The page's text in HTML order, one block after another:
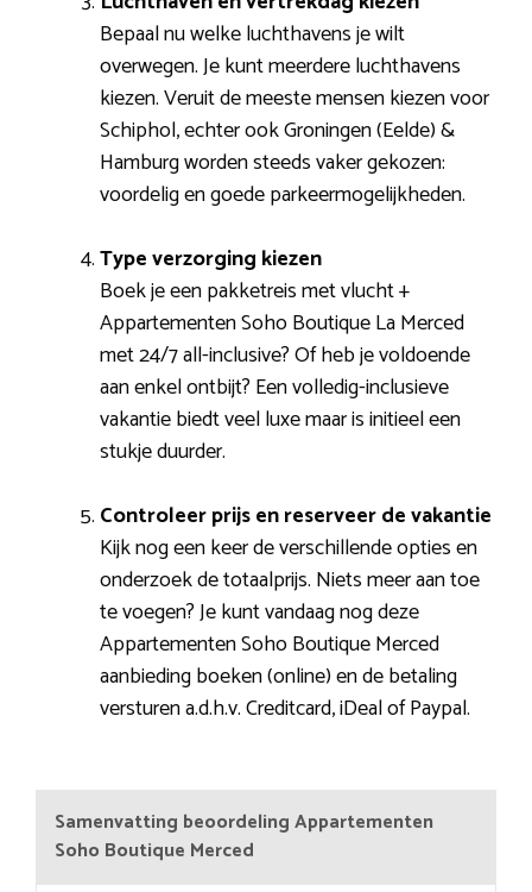
Bepaal nu welke luchthavens je wilt
overwegen. Je kunt meerdere luchthavens
kiezen. Veruit de meeste mensen kiezen voor
Schiphol, echter ook Groningen (Eelde) &
Hamburg worden steeds vaker gekozen:
voordelig en goede parkeermogelijkheden.
Type verzorging kiezen
Boek je een pakketreis met vlucht +
Appartementen Soho Boutique La Merced
met 24/7 all-inclusive? Of heb je voldoende
aan enkel ontbijt? Een volledig-inclusieve
vakantie biedt veel luxe maar is initieel een
stukje duurder.
Controleer prijs en reserveer de vakantie
Kijk nog een keer de verschillende opties en
onderzoek de totaalprijs. Niets meer aan toe
te voegen? Je kunt vandaag nog deze
Appartementen Soho Boutique Merced
aanbieding boeken (online) en de betaling
versturen a.d.h.v. Creditcard, iDeal of Paypal.
Samenvatting beoordeling Appartementen
Soho Boutique Merced